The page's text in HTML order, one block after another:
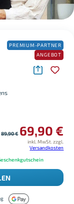
PREMIUM-PARTNER
ANGEBOT
89,90€ 69,90 €
inkl. MwSt. zzgl.
Versandkosten